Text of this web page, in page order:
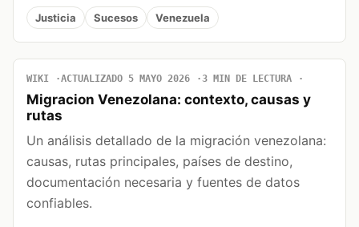
Justicia Sucesos Venezuela
WIKI ACTUALIZADO 5 MAYO 2026 3 MIN DE LECTURA
Migracion Venezolana: contexto, causas y
rutas
Un análisis detallado de la migración venezolana:
causas, rutas principales, países de destino,
documentación necesaria y fuentes de datos
confiables.